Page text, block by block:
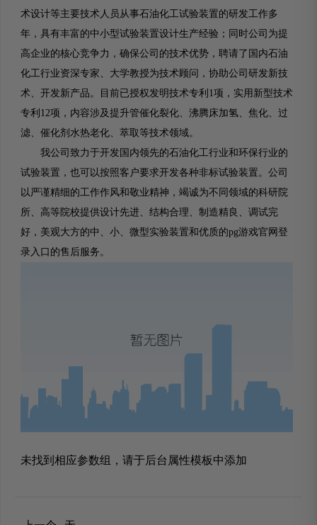
术设计等主要技术人员从事石油化工试验装置的研发工作多
年，具有丰富的中小型试验装置设计生产经验；同时公司为提
高企业的核心竞争力，确保公司的技术优势，聘请了国内石油
化工行业资深专家、大学教授为技术顾问，协助公司研发新技
术、开发新产品。目前已授权发明技术专利1项，实用新型技术
专利12项，内容涉及提升管催化裂化、沸腾床加氢、焦化、过
滤、催化剂水热老化、萃取等技术领域。
我公司致力于开发国内领先的石油化工行业和环保行业的
试验装置，也可以按照客户要求开发各种非标试验装置。公司
以严谨精细的工作作风和敬业精神，竭诚为不同领域的科研院
所、高等院校提供设计先进、结构合理、制造精良、调试完
好，美观大方的中、小、微型实验装置和优质的pg游戏官网登
录入口的售后服务。
未找到相应参数组，请于后台属性模板中添加